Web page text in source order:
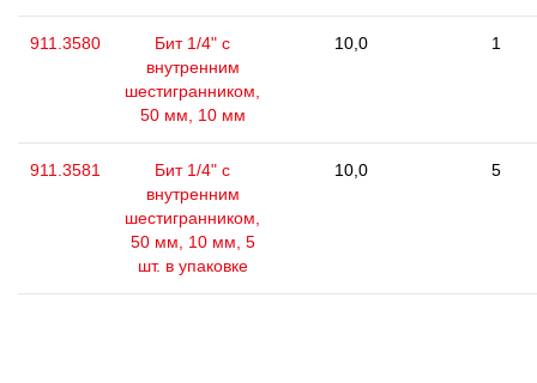
911.3580
Бит 1/4" с
внутренним
шестигранником,
50 мм, 10 мм
10,0 1
911.3581
Бит 1/4" с
внутренним
шестигранником,
50 мм, 10 мм, 5
шт. в упаковке
10,0 5